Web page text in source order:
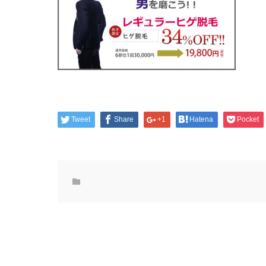
Tweet Share +1 Hatena Pocket